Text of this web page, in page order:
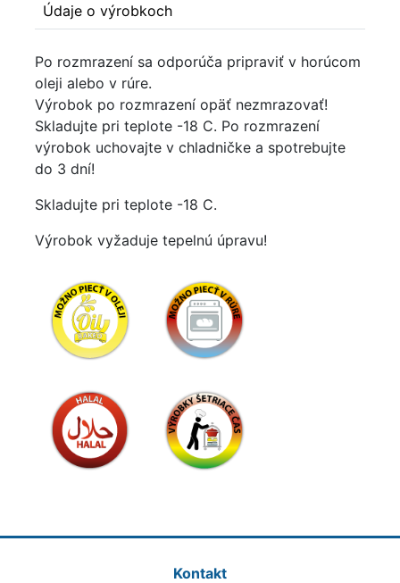
Údaje o výrobkoch
Po rozmrazení sa odporúča pripraviť v horúcom
oleji alebo v rúre.
Výrobok po rozmrazení opäť nezmrazovať!
Skladujte pri teplote -18 C. Po rozmrazení
výrobok uchovajte v chladničke a spotrebujte
do 3 dní!
Skladujte pri teplote -18 C.
Výrobok vyžaduje tepelnú úpravu!
Kontakt